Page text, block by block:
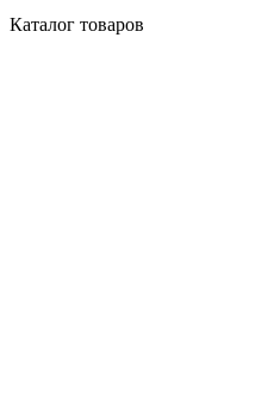
Каталог товаров